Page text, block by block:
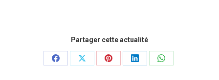
Partager cette actualité
PartagerPartagerPartagerPartagerPartager